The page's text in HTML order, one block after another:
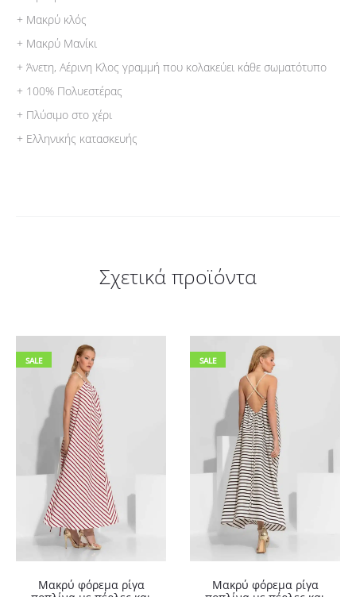
+ Μακρύ κλός
+ Μακρύ Μανίκι
+ Άνετη, Αέρινη Κλος γραμμή που κολακεύει κάθε σωματότυπο
+ 100% Πολυεστέρας
+ Πλύσιμο στο χέρι
+ Ελληνικής κατασκευής
Σχετικά προϊόντα
SALE
Μακρύ φόρεμα ρίγα
SALE
Μακρύ φόρεμα ρίγα